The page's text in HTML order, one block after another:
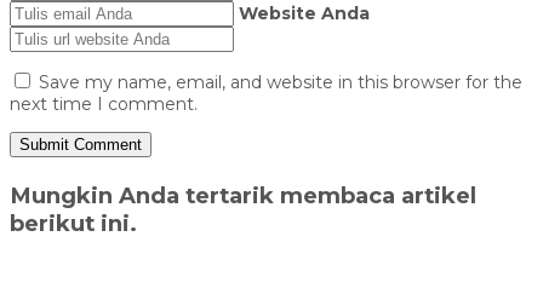
Website Anda
Save my name, email, and website in this browser for the
next time I comment.
Mungkin Anda tertarik membaca artikel
berikut ini.